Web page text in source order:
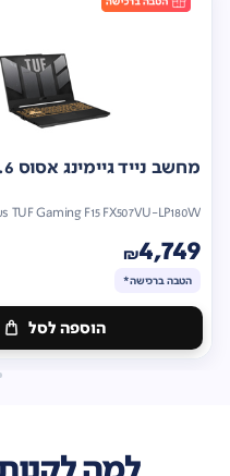
מחשב נייד גיימינג אסוס 15.6"
TUF Gaming F15 FX507VU-LP180W
₪4,749
הטבה ברכישה*
הוספה לסל